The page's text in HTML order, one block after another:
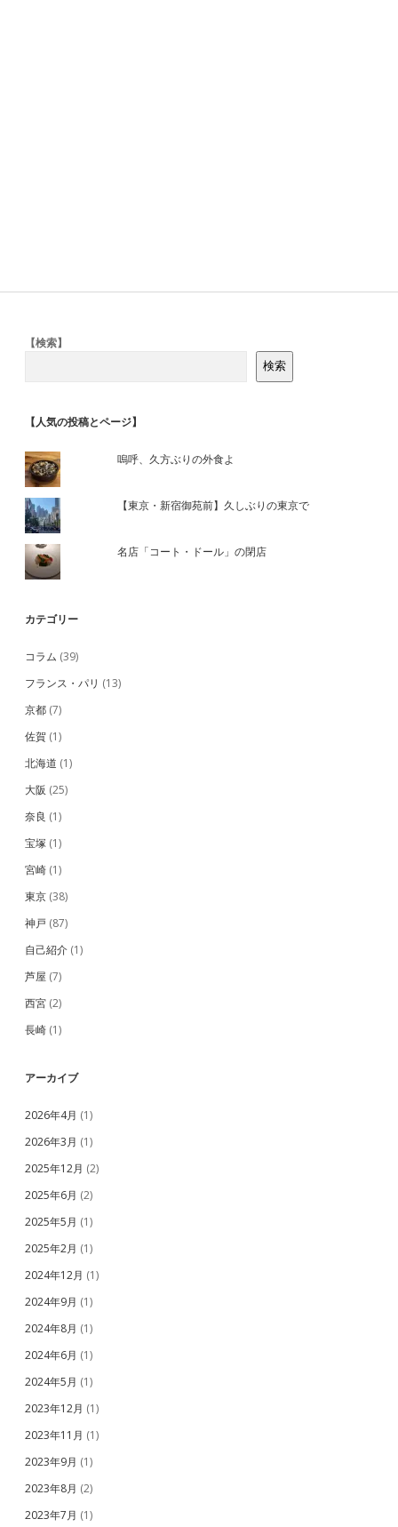
Sidebar
【検索】
検索
【人気の投稿とページ】
嗚呼、久方ぶりの外食よ
【東京・新宿御苑前】久しぶりの東京で
名店「コート・ドール」の閉店
カテゴリー
コラム (39)
フランス・パリ (13)
京都 (7)
佐賀 (1)
北海道 (1)
大阪 (25)
奈良 (1)
宝塚 (1)
宮崎 (1)
東京 (38)
神戸 (87)
自己紹介 (1)
芦屋 (7)
西宮 (2)
長崎 (1)
アーカイブ
2026年4月 (1)
2026年3月 (1)
2025年12月 (2)
2025年6月 (2)
2025年5月 (1)
2025年2月 (1)
2024年12月 (1)
2024年9月 (1)
2024年8月 (1)
2024年6月 (1)
2024年5月 (1)
2023年12月 (1)
2023年11月 (1)
2023年9月 (1)
2023年8月 (2)
2023年7月 (1)